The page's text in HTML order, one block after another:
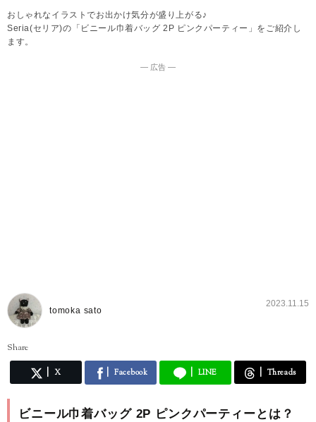
おしゃれなイラストでお出かけ気分が盛り上がる♪
Seria(セリア)の「ビニール巾着バッグ 2P ピンクパーティー」をご紹介し
ます。
― 広告 ―
tomoka sato
2023.11.15
Share
X Facebook LINE Threads
ビニール巾着バッグ 2P ピンクパーティーとは？